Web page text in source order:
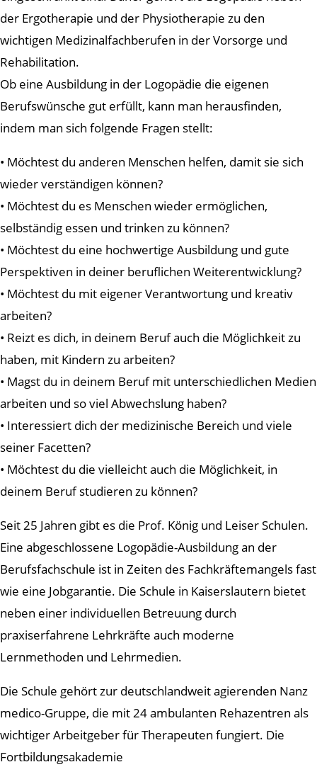
der Ergotherapie und der Physiotherapie zu den
wichtigen Medizinalfachberufen in der Vorsorge und
Rehabilitation.
Ob eine Ausbildung in der Logopädie die eigenen
Berufswünsche gut erfüllt, kann man herausfinden,
indem man sich folgende Fragen stellt:
• Möchtest du anderen Menschen helfen, damit sie sich
wieder verständigen können?
• Möchtest du es Menschen wieder ermöglichen,
selbständig essen und trinken zu können?
• Möchtest du eine hochwertige Ausbildung und gute
Perspektiven in deiner beruflichen Weiterentwicklung?
• Möchtest du mit eigener Verantwortung und kreativ
arbeiten?
• Reizt es dich, in deinem Beruf auch die Möglichkeit zu
haben, mit Kindern zu arbeiten?
• Magst du in deinem Beruf mit unterschiedlichen Medien
arbeiten und so viel Abwechslung haben?
• Interessiert dich der medizinische Bereich und viele
seiner Facetten?
• Möchtest du die vielleicht auch die Möglichkeit, in
deinem Beruf studieren zu können?
Seit 25 Jahren gibt es die Prof. König und Leiser Schulen.
Eine abgeschlossene Logopädie-Ausbildung an der
Berufsfachschule ist in Zeiten des Fachkräftemangels fast
wie eine Jobgarantie. Die Schule in Kaiserslautern bietet
neben einer individuellen Betreuung durch
praxiserfahrene Lehrkräfte auch moderne
Lernmethoden und Lehrmedien.
Die Schule gehört zur deutschlandweit agierenden Nanz
medico-Gruppe, die mit 24 ambulanten Rehazentren als
wichtiger Arbeitgeber für Therapeuten fungiert. Die
Fortbildungsakademie